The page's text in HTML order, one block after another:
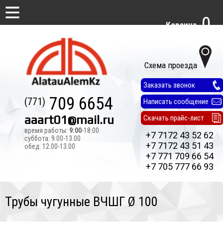
Схема проезда
(771) 709 6654
aaart01@mail.ru
время работы: 9:00-18:00
суббота: 9.00-13.00
обед: 12.00-13.00
Заказать звонок
Написать сообщение
Скачать прайс-лист
+7 7172 43 52 62
+7 7172 43 51 43
+7 771 709 66 54
+7 705 777 66 93
Корзина 0
Трубы чугунные ВЧШГ Ø 100